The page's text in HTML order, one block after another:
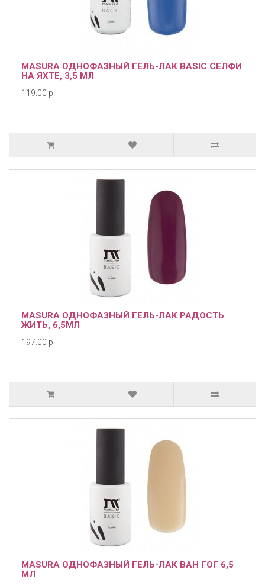
MASURA ОДНОФАЗНЫЙ ГЕЛЬ-ЛАК BASIC СЕЛФИ
НА ЯХТЕ, 3,5 МЛ
119.00 р.
MASURA ОДНОФАЗНЫЙ ГЕЛЬ-ЛАК РАДОСТЬ
ЖИТЬ, 6,5МЛ
197.00 р.
MASURA ОДНОФАЗНЫЙ ГЕЛЬ-ЛАК ВАН ГОГ 6,5
МЛ